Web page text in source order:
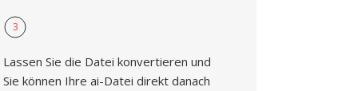
3
Lassen Sie die Datei konvertieren und
Sie können Ihre ai-Datei direkt danach